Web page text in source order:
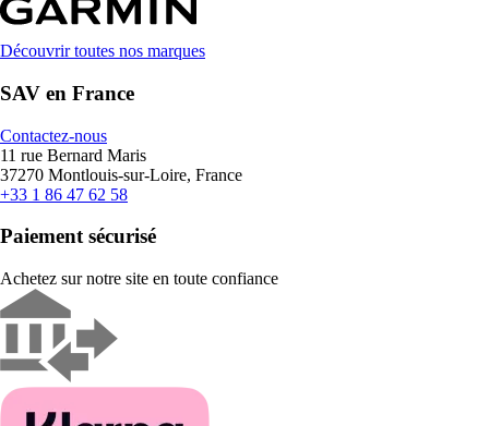
Découvrir toutes nos marques
SAV en France
Contactez-nous
11 rue Bernard Maris
37270 Montlouis-sur-Loire, France
+33 1 86 47 62 58
Paiement sécurisé
Achetez sur notre site en toute confiance